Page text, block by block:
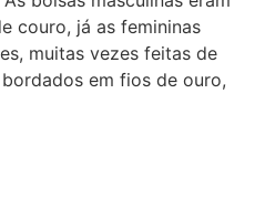
couro, já as femininas
muitas vezes feitas de
em fios de ouro,